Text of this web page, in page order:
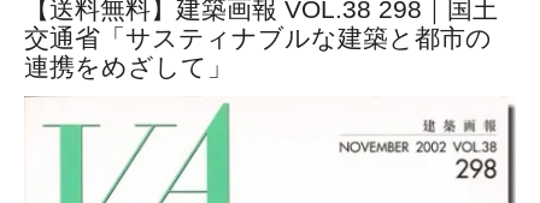
【送料無料】建築画報 VOL.38 298｜国土
交通省「サスティナブルな建築と都市の
連携をめざして」